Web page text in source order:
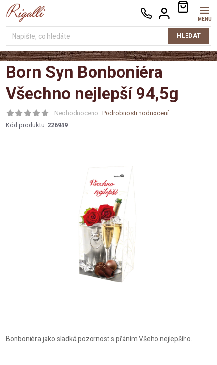
Přejít
na
HLEDAT
NÁKUPNÍ
KOŠÍK
Born Syn Bonboniéra
Všechno nejlepší 94,5g
Neohodnoceno Podrobnosti hodnocení
Kód produktu: 226949
Bonboniéra jako sladká pozornost s přáním Všeho nejlepšího..